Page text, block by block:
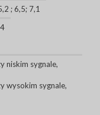
; 6,5; 7,1
niskim sygnale,
wysokim sygnale,